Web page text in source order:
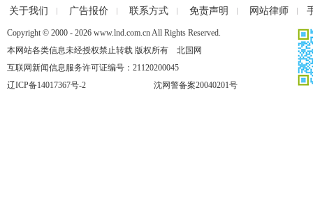
关于我们 广告报价 联系方式 免责声明 网站律师
Copyright © 2000 - 2026 www.lnd.com.cn All Rights Reserved.
本网站各类信息未经授权禁止转载 版权所有 北国网
互联网新闻信息服务许可证编号：21120200045
辽ICP备14017367号-2
沈网警备案20040201号